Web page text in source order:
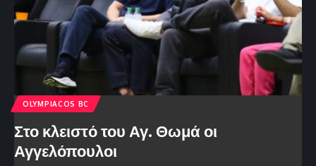
OLYMPIACOS BC
Στο κλειστό του Αγ. Θωμά οι
Αγγελόπουλοι